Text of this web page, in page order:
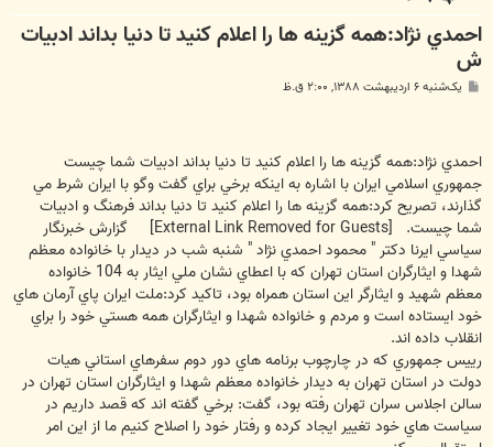
احمدي نژاد:همه گزينه ها را اعلام کنيد تا دنيا بداند ادبيات
ش
یک‌شنبه ۶ اردیبهشت ۱۳۸۸, ۲:۰۰ ق.ظ
احمدي نژاد:همه گزينه ها را اعلام کنيد تا دنيا بداند ادبيات شما چيست
جمهوري اسلامي ايران با اشاره به اينکه برخي براي گفت وگو با ايران شرط مي
گذارند، تصريح کرد:همه گزينه ها را اعلام کنيد تا دنيا بداند فرهنگ و ادبيات
شما چيست. [External Link Removed for Guests]
گزارش خبرنگار
سياسي ايرنا دکتر " محمود احمدي نژاد " شنبه شب در ديدار با خانواده معظم
شهدا و ايثارگران استان تهران که با اعطاي نشان ملي ايثار به 104 خانواده
معظم شهيد و ايثارگر اين استان همراه بود، تاکيد کرد:ملت ايران پاي آرمان هاي
خود ايستاده است و مردم و خانواده شهدا و ايثارگران همه هستي خود را براي
انقلاب داده اند.
رييس جمهوري که در چارچوب برنامه هاي دور دوم سفرهاي استاني هيات
دولت در استان تهران به ديدار خانواده معظم شهدا و ايثارگران استان تهران در
سالن اجلاس سران تهران رفته بود، گفت: برخي گفته اند که قصد داريم در
سياست هاي خود تغيير ايجاد کرده و رفتار خود را اصلاح کنيم ما از اين امر